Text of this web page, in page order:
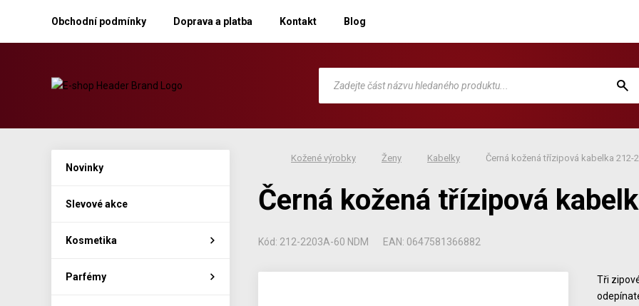
Obchodní podmínky Doprava a platba Kontakt Blog
Kožené výrobky Ženy Kabelky Černá kožená třízipová kabelka 212-
Černá kožená třízipová
Kód: 212-2203A-60 NDM EAN: 0647581366882
Tři
Novinky
Slevové akce
Kosmetika
Parfémy